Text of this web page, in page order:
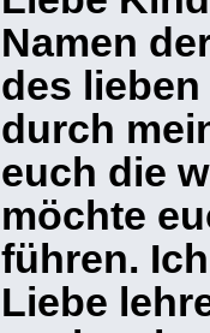
Namen
des
durch
euch die
möchte
führen.
Liebe